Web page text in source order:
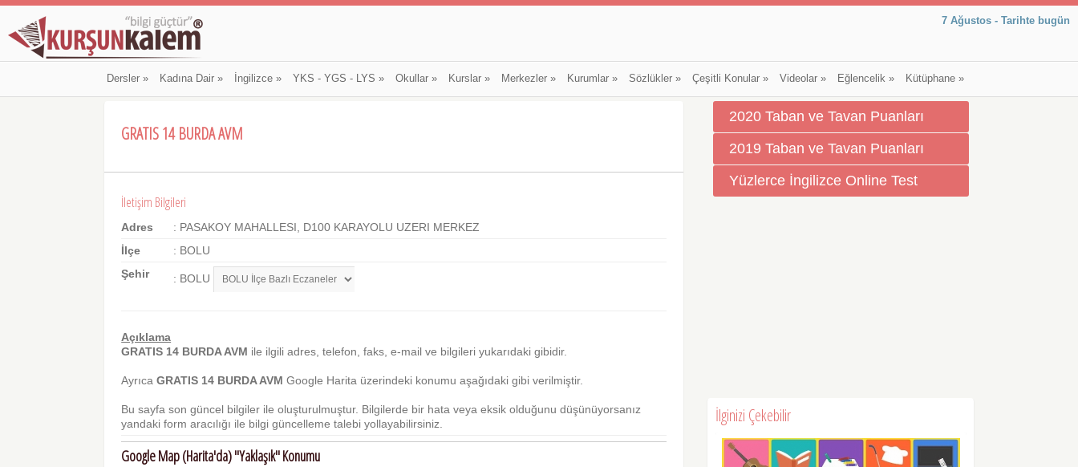
7 Ağustos - Tarihte bugün
Dersler» Kadına Dair» İngilizce» YKS - YGS - LYS » Okullar» Kurslar» Merkezler» Kurumlar» Sözlükler» Çeşitli Konular» Videolar» Eğlencelik» Kütüphane»
GRATIS 14 BURDA AVM
İletişim Bilgileri
Adres
: PASAKOY MAHALLESI, D100 KARAYOLU UZERI MERKEZ
İlçe
: BOLU
Şehir
: BOLU
Açıklama
GRATIS 14 BURDA AVM ile ilgili adres, telefon, faks, e-mail ve bilgileri yukarıdaki gibidir.
AyrıcaGRATIS 14 BURDA AVM Google Harita üzerindeki konumu aşağıdaki gibi verilmiştir.
Bu sayfa son güncel bilgiler ile oluşturulmuştur. Bilgilerde bir hata veya eksik olduğunu düşünüyorsanız
yandaki form aracılığı ile bilgi güncelleme talebi yollayabilirsiniz.
Google Map (Harita'da) "Yaklaşık" Konumu
2020 Taban ve Tavan Puanları
2019 Taban ve Tavan Puanları
Yüzlerce İngilizce Online Test
İlginizi Çekebilir